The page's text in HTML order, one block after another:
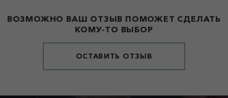
ВОЗМОЖНО ВАШ ОТЗЫВ ПОМОЖЕТ СДЕЛАТЬ
КОМУ-ТО ВЫБОР
ОСТАВИТЬ ОТЗЫВ